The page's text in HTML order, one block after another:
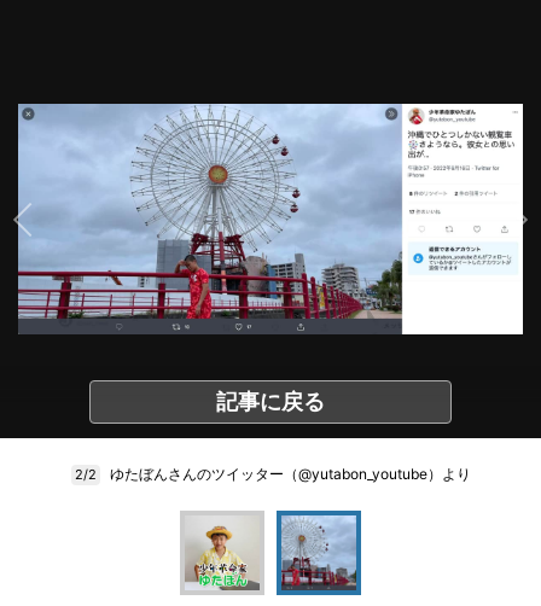
記事に戻る
2/2 ゆたぼんさんのツイッター（@yutabon_youtube）より